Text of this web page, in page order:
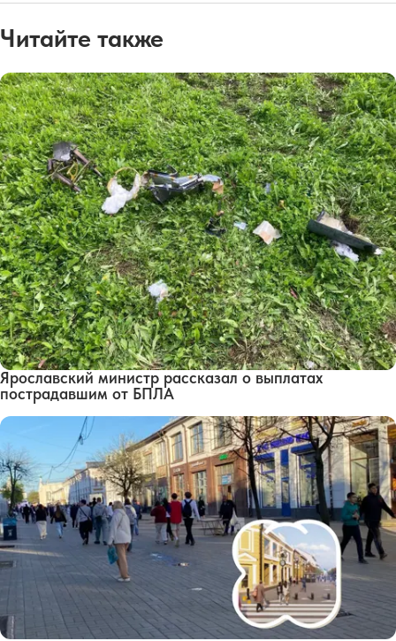
Читайте также
Ярославский министр рассказал о выплатах
пострадавшим от БПЛА